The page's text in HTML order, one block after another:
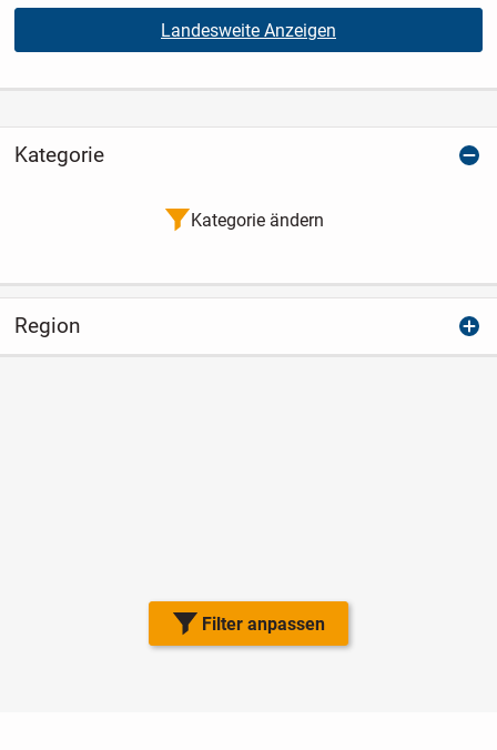
Filter anpassen
Landesweite Anzeigen
Kategorie
Kategorie ändern
Region